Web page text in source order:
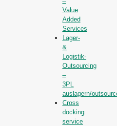
Value
Added
Services
Lager-
&
Logistik-
Outsourcing
–
3PL
auslagern/
Cross
docking
service